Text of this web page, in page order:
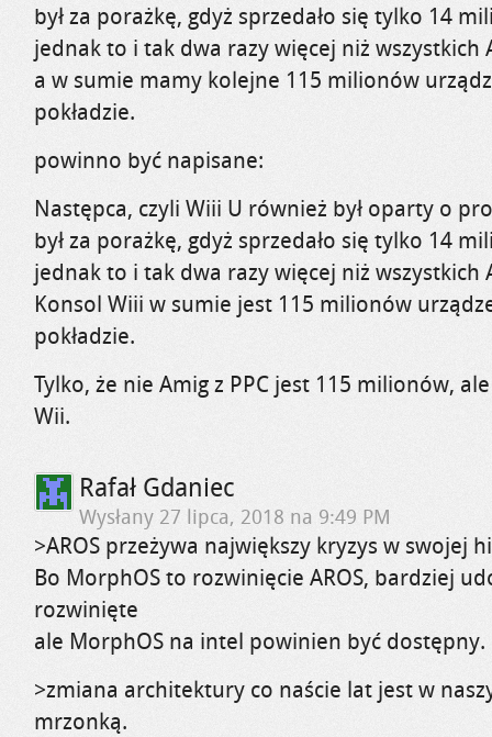
był za porażkę, gdyż sprzedało się tylko 14
jednak to i tak dwa razy więcej niż wszystkich
a w sumie mamy kolejne 115 milionów
pokładzie.
powinno być napisane:
Następca, czyli Wiii U również był oparty o
był za porażkę, gdyż sprzedało się tylko 14
jednak to i tak dwa razy więcej niż wszystkich
Konsol Wiii w sumie jest 115 milionów
pokładzie.
Tylko, że nie Amig z PPC jest 115 milionów,
Wii.
Rafał Gdaniec
Wysłany 27 lipca, 2018 na 9:49 PM
>AROS przeżywa największy kryzys w swojej
Bo MorphOS to rozwinięcie AROS, bardziej
rozwinięte
ale MorphOS na intel powinien być dostępny.
>zmiana architektury co naście lat jest w
mrzonką.